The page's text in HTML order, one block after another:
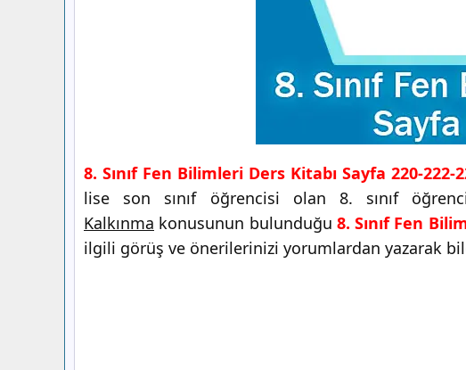
8. Sınıf Fen Bilimleri Ders Kitabı Sayfa 220-222-
lise son sınıf öğrencisi olan 8. sınıf
Kalkınma konusunun bulunduğu 8. Sınıf Fen
ilgili görüş ve önerilerinizi yorumlardan yazarak